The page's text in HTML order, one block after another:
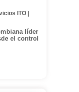
ITO
líder
el control